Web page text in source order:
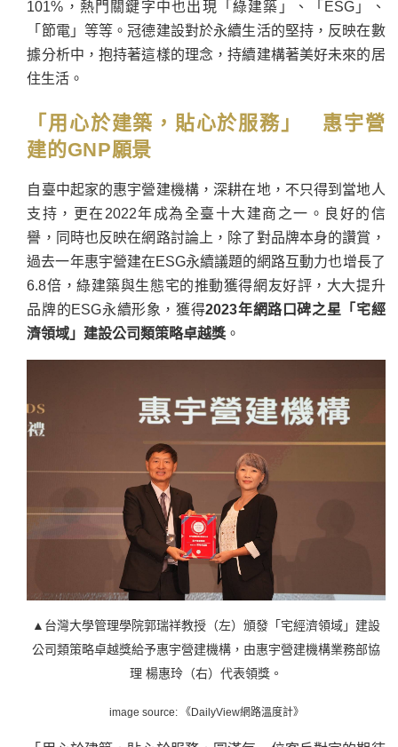
101%，熱門關鍵字中也出現「綠建築」、「ESG」、
「節電」等等。冠德建設對於永續生活的堅持，反映在數
據分析中，抱持著這樣的理念，持續建構著美好未來的居
住生活。
「用心於建築，貼心於服務」 惠宇營
建的GNP願景
自臺中起家的惠宇營建機構，深耕在地，不只得到當地人
支持，更在2022年成為全臺十大建商之一。良好的信
譽，同時也反映在網路討論上，除了對品牌本身的讚賞，
過去一年惠宇營建在ESG永續議題的網路互動力也增長了
6.8倍，綠建築與生態宅的推動獲得網友好評，大大提升
品牌的ESG永續形象，獲得2023年網路口碑之星「宅經
濟領域」建設公司類策略卓越獎 。
▲台灣大學管理學院郭瑞祥教授（左）頒發「宅經濟領域」建設
公司類策略卓越獎給予惠宇營建機構，由惠宇營建機構業務部協
理 楊惠玲（右）代表領獎。
image source: 《DailyView網路溫度計》